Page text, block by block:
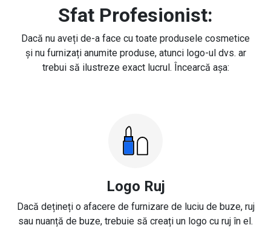
Sfat Profesionist:
Dacă nu aveți de-a face cu toate produsele cosmetice
și nu furnizați anumite produse, atunci logo-ul dvs. ar
trebui să ilustreze exact lucrul. Încearcă așa:
Logo Ruj
Dacă dețineți o afacere de furnizare de luciu de buze, ruj
sau nuanță de buze, trebuie să creați un logo cu ruj în el.